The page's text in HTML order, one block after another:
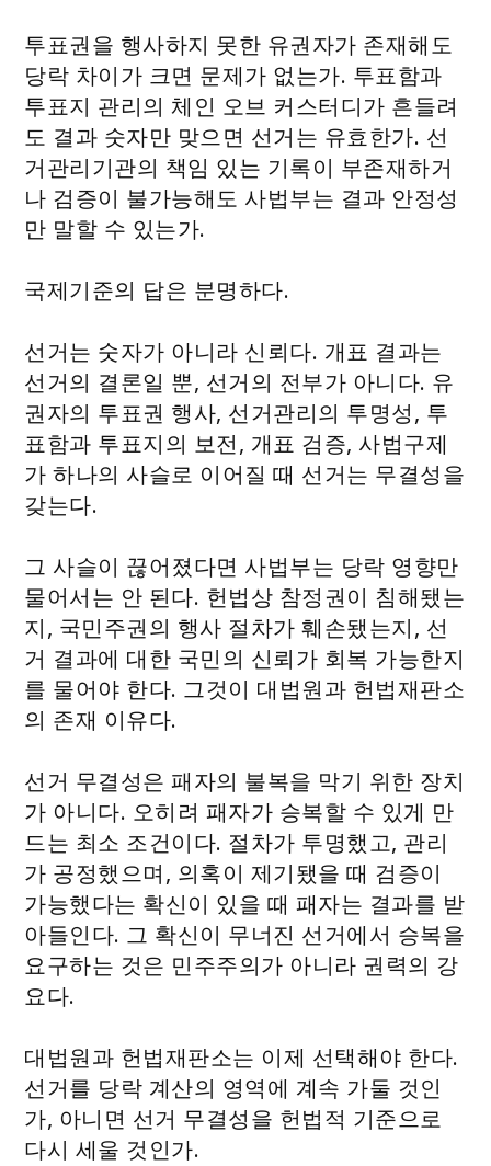
투표권을 행사하지 못한 유권자가 존재해도
당락 차이가 크면 문제가 없는가. 투표함과
투표지 관리의 체인 오브 커스터디가 흔들려
도 결과 숫자만 맞으면 선거는 유효한가. 선
거관리기관의 책임 있는 기록이 부존재하거
나 검증이 불가능해도 사법부는 결과 안정성
만 말할 수 있는가.
국제기준의 답은 분명하다.
선거는 숫자가 아니라 신뢰다. 개표 결과는
선거의 결론일 뿐, 선거의 전부가 아니다. 유
권자의 투표권 행사, 선거관리의 투명성, 투
표함과 투표지의 보전, 개표 검증, 사법구제
가 하나의 사슬로 이어질 때 선거는 무결성을
갖는다.
그 사슬이 끊어졌다면 사법부는 당락 영향만
물어서는 안 된다. 헌법상 참정권이 침해됐는
지, 국민주권의 행사 절차가 훼손됐는지, 선
거 결과에 대한 국민의 신뢰가 회복 가능한지
를 물어야 한다. 그것이 대법원과 헌법재판소
의 존재 이유다.
선거 무결성은 패자의 불복을 막기 위한 장치
가 아니다. 오히려 패자가 승복할 수 있게 만
드는 최소 조건이다. 절차가 투명했고, 관리
가 공정했으며, 의혹이 제기됐을 때 검증이
가능했다는 확신이 있을 때 패자는 결과를 받
아들인다. 그 확신이 무너진 선거에서 승복을
요구하는 것은 민주주의가 아니라 권력의 강
요다.
대법원과 헌법재판소는 이제 선택해야 한다.
선거를 당락 계산의 영역에 계속 가둘 것인
가, 아니면 선거 무결성을 헌법적 기준으로
다시 세울 것인가.